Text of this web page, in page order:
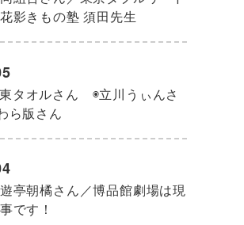
影きもの塾 須田先生
タオルさん ◉立川うぃんさ
ら版さん
亭朝橘さん／博品館劇場は現
です！